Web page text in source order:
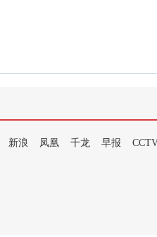
新浪 凤凰 千龙 早报